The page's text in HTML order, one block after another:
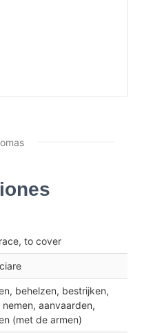
to cover
behelzen, bestrijken,
aanvaarden,
(met de armen)